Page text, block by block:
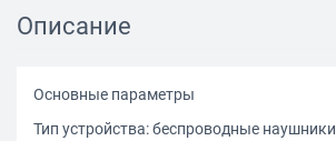
Описание
Основные параметры
Тип устройства: беспроводные наушники